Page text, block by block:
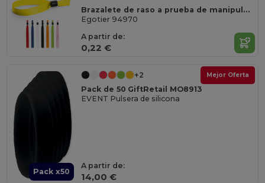
Brazalete de raso a prueba de manipulaciones
Egotier 94970
A partir de:
0,22 €
Pack x50
Mejor Oferta
+2
Pack de 50 GiftRetail MO8913
EVENT Pulsera de silicona
A partir de:
14,00 €